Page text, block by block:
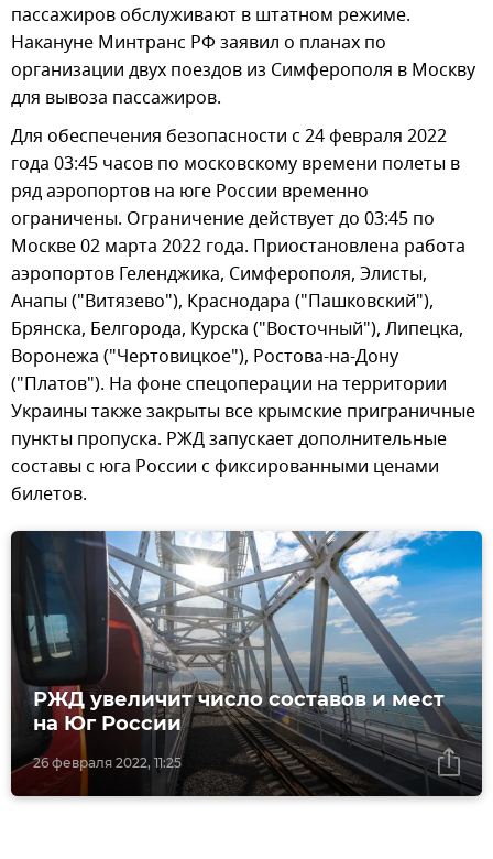
пассажиров обслуживают в штатном режиме.
Накануне Минтранс РФ заявил о планах по
организации двух поездов из Симферополя в Москву
для вывоза пассажиров.
Для обеспечения безопасности с 24 февраля 2022
года 03:45 часов по московскому времени полеты в
ряд аэропортов на юге России временно
ограничены. Ограничение действует до 03:45 по
Москве 02 марта 2022 года. Приостановлена работа
аэропортов Геленджика, Симферополя, Элисты,
Анапы ("Витязево"), Краснодара ("Пашковский"),
Брянска, Белгорода, Курска ("Восточный"), Липецка,
Воронежа ("Чертовицкое"), Ростова-на-Дону
("Платов"). На фоне спецоперации на территории
Украины также закрыты все крымские приграничные
пункты пропуска. РЖД запускает дополнительные
составы с юга России с фиксированными ценами
билетов.
26 февраля 2022, 11:25
РЖД увеличит число составов и мест
на Юг России